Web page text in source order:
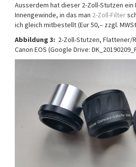
Ausserdem hat dieser 2-Zoll-Stutzen ein
Innengewinde, in das man 2-Zoll-Filter
ich gleich mitbestellt (Eur 50,– zzgl.
Abbildung 3: 2-Zoll-Stutzen, Flattener/
Canon EOS (Google Drive: